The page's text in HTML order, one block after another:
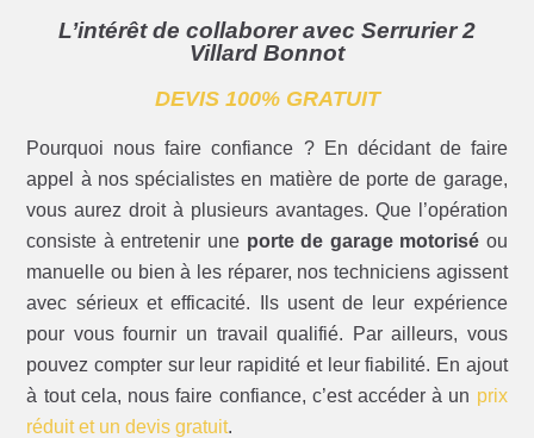
L’intérêt de collaborer avec Serrurier 2
Villard Bonnot
DEVIS 100% GRATUIT
Pourquoi nous faire confiance ? En décidant de faire
appel à nos spécialistes en matière de porte de garage,
vous aurez droit à plusieurs avantages. Que l’opération
consiste à entretenir une porte de garage motorisé ou
manuelle ou bien à les réparer, nos techniciens agissent
avec sérieux et efficacité. Ils usent de leur expérience
pour vous fournir un travail qualifié. Par ailleurs, vous
pouvez compter sur leur rapidité et leur fiabilité. En ajout
à tout cela, nous faire confiance, c’est accéder à un prix
réduit et un devis gratuit.